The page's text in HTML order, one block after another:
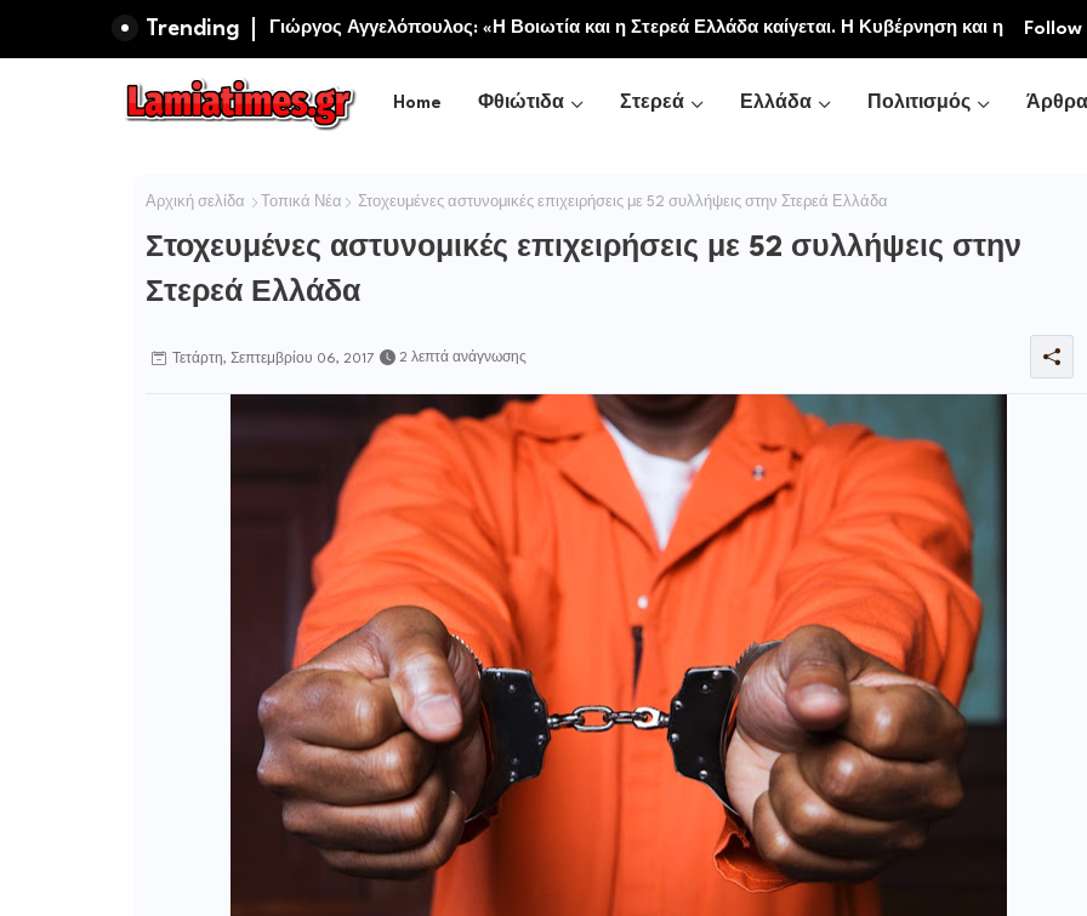
Trending Πανηγυρίζει η Ιερά Σταυροπηγιακή και Κοινοβιακή Μονή Μεταμορφώσεως του Follow
Home Φθιώτιδα Στερεά Ελλάδα Πολιτισμός
Αρχική σελίδα Τοπικά Νέα Στοχευμένες αστυνομικές επιχειρήσεις με 52 συλλήψεις στην Στερεά Ελλάδα
Στοχευμένες αστυνομικές επιχειρήσεις με 52 συλλήψεις στην
Στερεά Ελλάδα
Τετάρτη, Σεπτεμβρίου 06, 2017 2 λεπτά ανάγνωσης